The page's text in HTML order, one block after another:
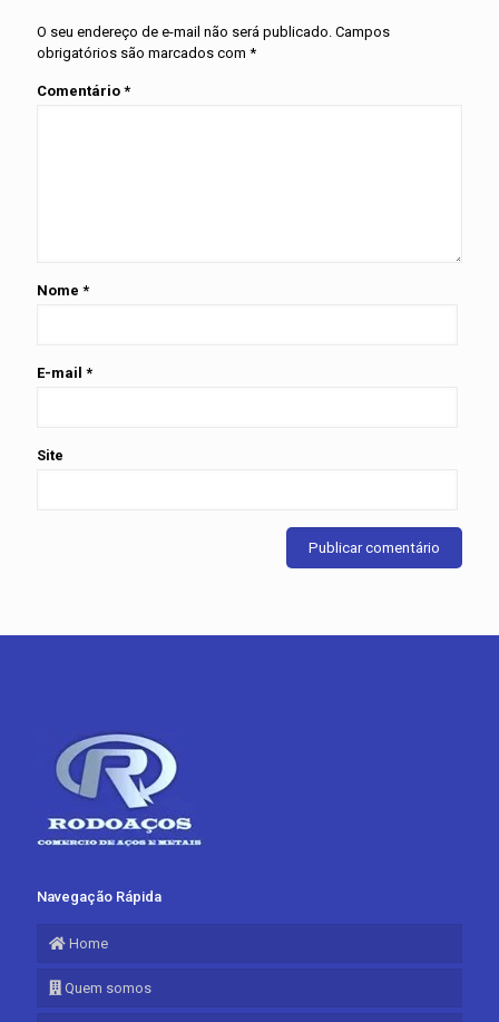
O seu endereço de e-mail não será publicado. Campos
obrigatórios são marcados com *
Comentário *
Nome *
E-mail *
Site
Navegação Rápida
Home
Quem somos